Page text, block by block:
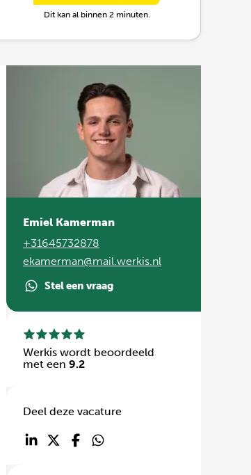
Dit kan al binnen 2 minuten.
Emiel Kamerman
+31645732878
ekamerman@mail.werkis.nl
Stel een vraag
Werkis wordt beoordeeld
met een 9.2
Deel deze vacature